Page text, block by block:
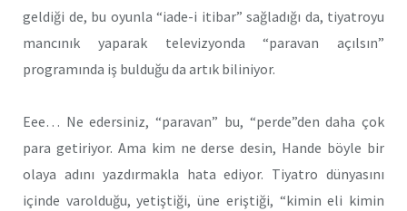
geldiği de, bu oyunla “iade-i itibar” sağladığı da, tiyatroyu
mancınık yaparak televizyonda “paravan açılsın”
programında iş bulduğu da artık biliniyor.
Eee… Ne edersiniz, “paravan” bu, “perde”den daha çok
para getiriyor. Ama kim ne derse desin, Hande böyle bir
olaya adını yazdırmakla hata ediyor. Tiyatro dünyasını
içinde varolduğu, yetiştiği, üne eriştiği, “kimin eli kimin